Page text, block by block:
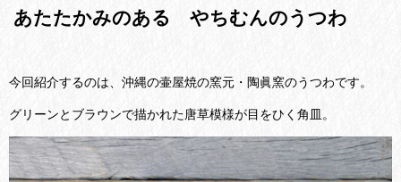
あたたかみのある やちむんのうつわ
今回紹介するのは、沖縄の壷屋焼の窯元・陶眞窯のうつわです。
グリーンとブラウンで描かれた唐草模様が目をひく角皿。